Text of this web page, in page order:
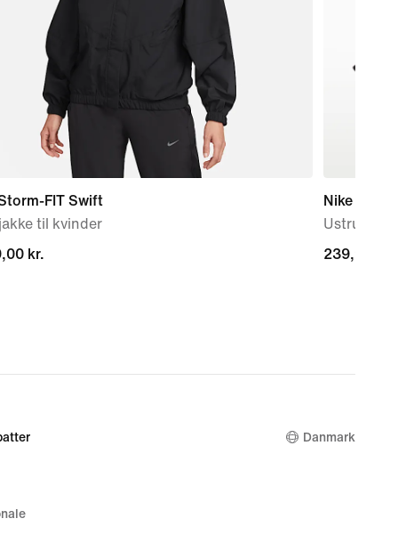
FIT Swift
til kvinder
kr.
kr.
Nike Dri-
239,90 kr.
239,90 kr.
Danmark